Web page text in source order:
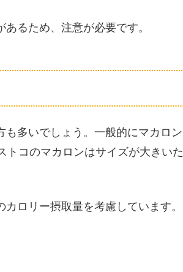
るため、注意が必要です。
多いでしょう。一般的にマカロン
トコのマカロンはサイズが大きいた
ロリー摂取量を考慮しています。